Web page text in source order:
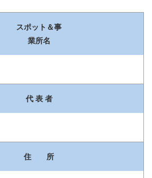
スポット＆事
業所名
代 表 者
住 所